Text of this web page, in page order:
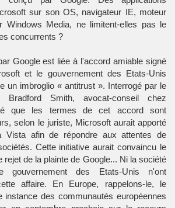
sur son OS, navigateur IE, moteur
Windows Media, ne limitent-elles pas le
concurrents ?
Google est liée à l'accord amiable signé
et le gouvernement des Etats-Unis
un imbroglio « antitrust ». Interrogé par le
Smith, avocat-conseil chez
que les termes de cet accord sont
selon le juriste, Microsoft aurait apporté
Vista afin de répondre aux attentes de
Cette initiative aurait convaincu le
rejet de la plainte de Google... Ni la société
gouvernement des Etats-Unis n'ont
affaire. En Europe, rappelons-le, le
instance des communautés européennes